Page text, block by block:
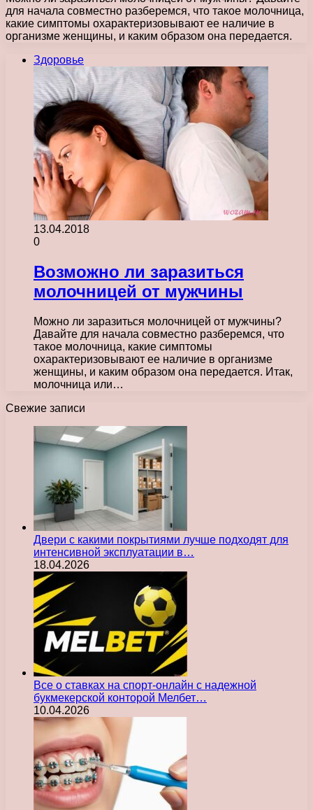
для начала совместно разберемся, что такое молочница,
какие симптомы охарактеризовывают ее наличие в
организме женщины, и каким образом она передается.
Здоровье
13.04.2018
0
Возможно ли заразиться
молочницей от мужчины
Можно ли заразиться молочницей от мужчины?
Давайте для начала совместно разберемся, что
такое молочница, какие симптомы
охарактеризовывают ее наличие в организме
женщины, и каким образом она передается. Итак,
молочница или…
Свежие записи
Двери с какими покрытиями лучше подходят для
интенсивной эксплуатации в…
18.04.2026
Все о ставках на спорт-онлайн с надежной
букмекерской конторой Мелбет…
10.04.2026